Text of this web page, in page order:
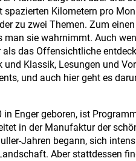
spazierten Kilometern pro
zu zwei Themen. Zum
man sie wahrnimmt. Auch
das Offensichtliche
und Klassik, Lesungen und
und auch hier geht es
Enger geboren, ist
in der Manufaktur der
Jahren begann, sich
Aber stattdessen